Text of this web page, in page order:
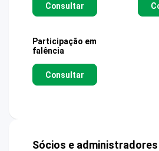
Consultar
Participação em
falência
Consultar
Sócios e